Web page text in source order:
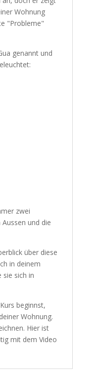
Wohnung
"Probleme"
genannt und
zwei
und die
über diese
in deinem
sie sich in
beginnst,
Wohnung.
Hier ist
mit dem Video